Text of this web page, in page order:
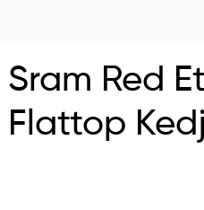
Sram Red
Flattop